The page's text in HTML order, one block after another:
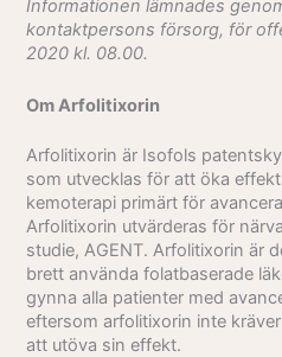
Informationen lämnades
kontaktpersons försorg, för
2020 kl. 08.00.
Om Arfolitixorin
Arfolitixorin är Isofols
som utvecklas för att öka
kemoterapi primärt för
Arfolitixorin utvärderas för
studie, AGENT. Arfolitixorin är
brett använda folatbaserade
gynna alla patienter med
eftersom arfolitixorin inte
att utöva sin effekt.